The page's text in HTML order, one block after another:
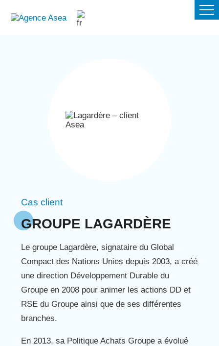
Cas client
GROUPE LAGARDÈRE
Le groupe Lagardère, signataire du Global
Compact des Nations Unies depuis 2003, a créé
une direction Développement Durable du
Groupe en 2008 pour animer les actions DD et
RSE du Groupe ainsi que de ses différentes
branches.
En 2013, sa Politique Achats Groupe a évolué